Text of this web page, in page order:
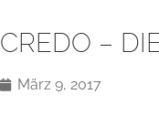
CREDO –
März 9, 2017